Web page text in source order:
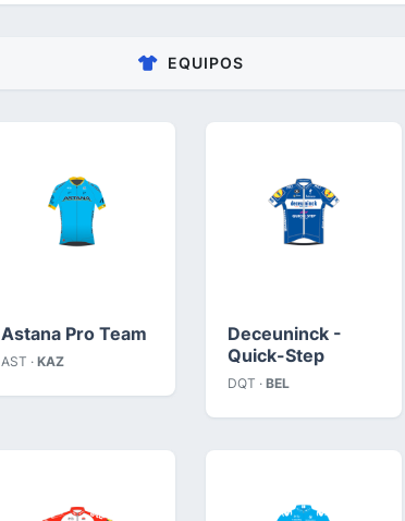
EQUIPOS
Astana Pro Team
AST · KAZ
Deceuninck -
Quick-Step
DQT · BEL